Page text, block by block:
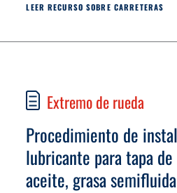
LEER RECURSO SOBRE CARRETERAS
Extremo de rueda
Procedimiento de
lubricante para tapa de
aceite, grasa